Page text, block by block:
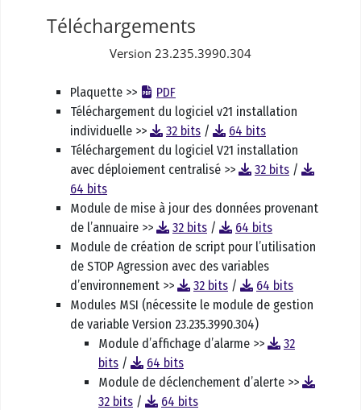
Téléchargements
Version 23.235.3990.304
Plaquette >>
PDF
Téléchargement du logiciel v21 installation
individuelle >>
32 bits /
64 bits
Téléchargement du logiciel V21 installation
avec déploiement centralisé >>
32 bits /
64 bits
Module de mise à jour des données provenant
de l’annuaire >>
32 bits /
64 bits
Module de création de script pour l’utilisation
de STOP Agression avec des variables
d’environnement >>
32 bits /
64 bits
Modules MSI (nécessite le module de gestion
de variable Version 23.235.3990.304)
Module d’affichage d’alarme >>
32
bits /
64 bits
Module de déclenchement d’alerte >>
32 bits /
64 bits